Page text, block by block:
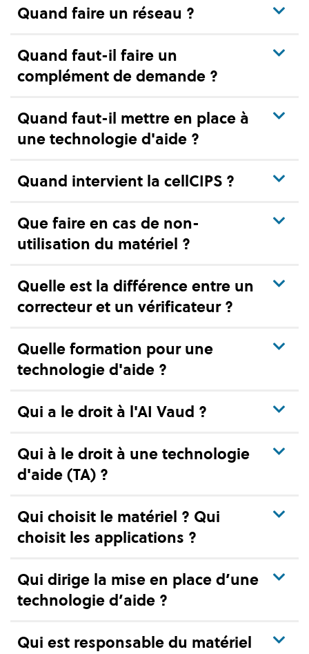
Quand faire un réseau ?
Quand faut-il faire un
complément de demande ?
Quand faut-il mettre en place à
une technologie d'aide ?
Quand intervient la cellCIPS ?
Que faire en cas de non-
utilisation du matériel ?
Quelle est la différence entre un
correcteur et un vérificateur ?
Quelle formation pour une
technologie d'aide ?
Qui a le droit à l'AI Vaud ?
Qui à le droit à une technologie
d'aide (TA) ?
Qui choisit le matériel ? Qui
choisit les applications ?
Qui dirige la mise en place d’une
technologie d’aide ?
Qui est responsable du matériel